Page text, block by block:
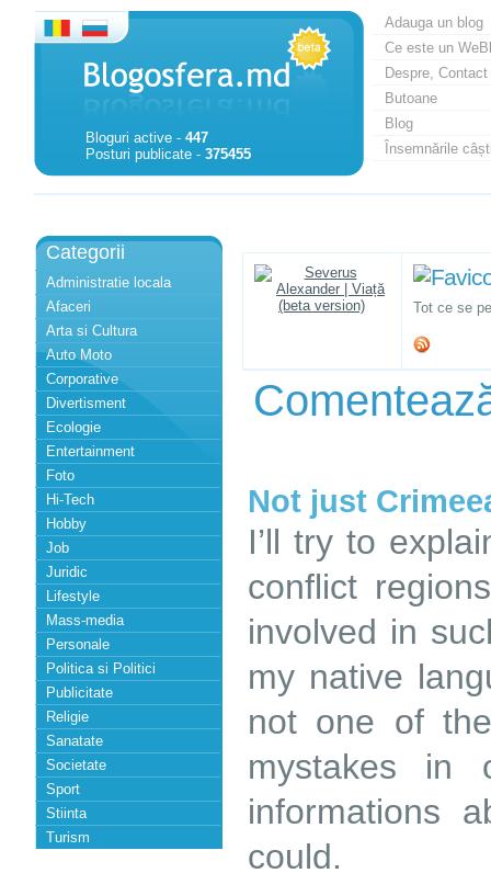
Bloguri active - 447
Posturi publicate - 375455
Adauga un blog
Ce este un
Despre, Contact
Butoane
Blog
Însemnările
Categorii
Administratie locala
Afaceri
Arta si Cultura
Auto Moto
Corporative
Divertisment
Ecologie
Entertainment
Foto
Hi-Tech
Hobby
Job
Juridic
Lifestyle
Mass-media
Personale
Politica si Politici
Publicitate
Religie
Sanatate
Societate
Sport
Stiinta
Turism
Tot ce se
Not just
I’ll try to
conflict
involved in
my native
not one of
mystakes in
informations
could.